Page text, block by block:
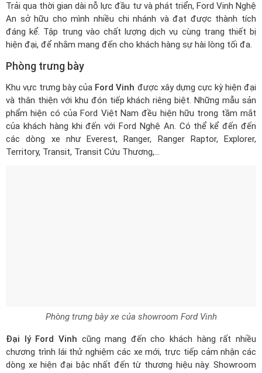
Trải qua thời gian dài nỗ lực đầu tư và phát triển, Ford Vinh Nghệ
An sở hữu cho mình nhiều chi nhánh và đạt được thành tích
đáng kể. Tập trung vào chất lượng dịch vụ cùng trang thiết bị
hiện đại, để nhằm mang đến cho khách hàng sự hài lòng tối đa.
Phòng trưng bày
Khu vực trưng bày của Ford Vinh được xây dựng cực kỳ hiện đại
và thân thiện với khu đón tiếp khách riêng biệt. Những mẫu sản
phẩm hiện có của Ford Việt Nam đều hiện hữu trong tầm mắt
của khách hàng khi đến với Ford Nghệ An. Có thể kể đến đến
các dòng xe như Everest, Ranger, Ranger Raptor, Explorer,
Territory, Transit, Transit Cứu Thương,...
Phòng trưng bày xe của showroom Ford Vinh
Đại lý Ford Vinh cũng mang đến cho khách hàng rất nhiều
chương trình lái thử nghiệm các xe mới, trực tiếp cảm nhận các
dòng xe hiện đại bậc nhất đến từ thương hiệu này. Showroom